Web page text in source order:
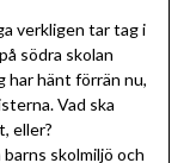
verkligen tar tag i
södra skolan
har hänt förrän nu,
Vad ska
eller?
skolmiljö och